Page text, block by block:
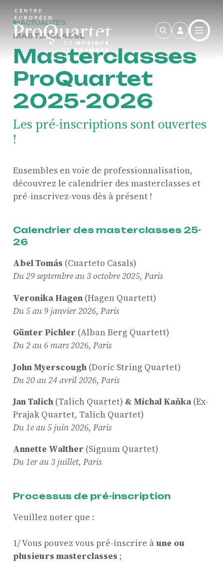
ACTUALITÉS
MASTERCLASSE
Masterclasses
ProQuartet
2025-2026
Les pré-inscriptions sont ouvertes
!
Ensembles en voie de professionnalisation,
découvrez le calendrier des masterclasses et
pré-inscrivez-vous dès à présent !
Calendrier des masterclasses 25-
26
Abel Tomás (Cuarteto Casals)
Du 29 septembre au 3 octobre 2025, Paris
Veronika Hagen (Hagen Quartett)
Du 5 au 9 janvier 2026, Paris
Günter Pichler (Alban Berg Quartett)
Du 2 au 6 mars 2026, Paris
John Myerscough (Doric String Quartet)
Du 20 au 24 avril 2026, Paris
Jan Talich (Talich Quartet) & Michal Kaňka (Ex-
Prajak Quartet, Talich Quartet)
Du 1e au 5 juin 2026, Paris
Annette Walther (Signum Quartet)
Du 1er au 3 juillet, Paris
Processus de pré-inscription
Veuillez noter que :
1/ Vous pouvez vous pré-inscrire àune ou
plusieurs masterclasses ;